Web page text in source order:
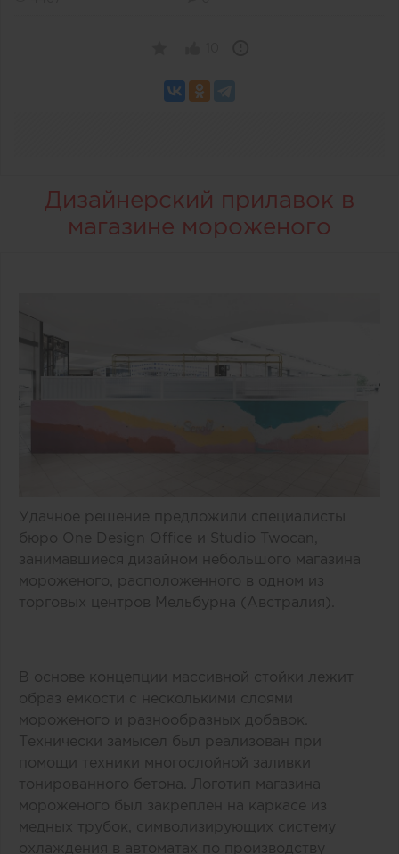
Дизайнерский прилавок в
магазине мороженого
Удачное решение предложили специалисты
бюро One Design Office и Studio Twocan,
занимавшиеся дизайном небольшого магазина
мороженого, расположенного в одном из
торговых центров Мельбурна (Австралия).
В основе концепции массивной стойки лежит
образ емкости с несколькими слоями
мороженого и разнообразных добавок.
Технически замысел был реализован при
помощи техники многослойной заливки
тонированного бетона. Логотип магазина
мороженого был закреплен на каркасе из
медных трубок, символизирующих систему
охлаждения в автоматах по производству